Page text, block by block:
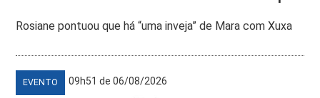
Rosiane pontuou que há “uma inveja” de Mara com Xuxa
EVENTO 09h51 de 06/08/2026